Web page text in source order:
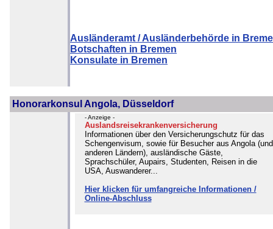
Ausländeramt / Ausländerbehörde in
Botschaften in Bremen
Konsulate in Bremen
Honorarkonsul Angola, Düsseldorf
- Anzeige -
Auslandsreisekrankenversicherung
Informationen über den Versicherungschutz für das
Schengenvisum, sowie für Besucher aus Angola (und
anderen Ländern), ausländische Gäste,
Sprachschüler, Aupairs, Studenten, Reisen in die
USA, Auswanderer...
Hier klicken für umfangreiche Informationen /
Online-Abschluss